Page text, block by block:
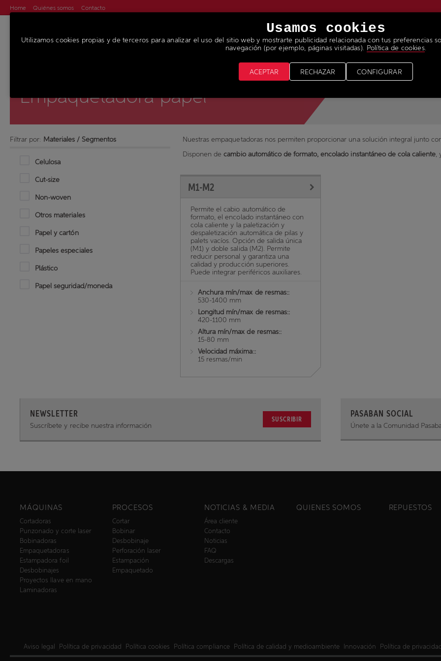
Home Quiénes somos Contacto
MÁQUINAS SERVICIOS NOTICIAS & MEDIA ÚNETE A NUESTRO
Empaquetadora papel
Filtrar por: Materiales / Segmentos
Celulosa
Cut-size
Non-woven
Otros materiales
Papel y cartón
Papeles especiales
Plástico
Papel seguridad/moneda
Nuestras empaquetadoras nos permiten proporcionar una solución integral junto
Disponen decambio automático de formato, encolado instantáneo de cola caliente
M1-M2
Permite el cabio automático de
formato, el encolado instantáneo con
cola caliente y la paletización y
despaletización automática de pilas y
palets vacíos. Opción de salida única
(M1) y doble salida (M2). Permite
reducir personal y garantiza una
calidad y producción superiores.
Puede integrar periféricos auxiliares.
Anchura mín/max de resmas::
530-1400 mm
Longitud mín/max de resmas::
420-1100 mm
Altura mín/max de resmas::
15-80 mm
Velocidad máxima::
15 resmas/min
NEWSLETTER
Suscríbete y recibe nuestra información
SUSCRIBIR
PASABAN SOCIAL
Únete a la Comunidad
MÁQUINAS
Cortadoras
Punzonado y corte laser
Bobinadoras
Empaquetadoras
Estampadora foil
Desbobinajes
Proyectos llave en mano
Laminadoras
PROCESOS
Cortar
Bobinar
Desbobinaje
Perforación laser
Estampación
Empaquetado
NOTICIAS & MEDIA
Área cliente
Contacto
Noticias
FAQ
Descargas
QUIENES SOMOS REPUESTOS
Aviso legal Política de privacidad Política cookies Política compliance Política de calidad y medioambiente Innovación Política de
Usamos cookies
Utilizamos cookies propias y de terceros para analizar el uso del sitio web y mostrarte publicidad relacionada con tus preferencias
navegación (por ejemplo, páginas visitadas). Política de cookies.
CONFIGURAR
RECHAZAR
ACEPTAR